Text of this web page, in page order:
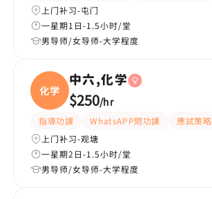
上门补习-屯门
一星期1日-1.5小时/堂
男导师/女导师-大学程度
化学
中六,化学
$250/hr
指導功課 WhatsAPP問功課 應試策略
上门补习-观塘
一星期2日-1.5小时/堂
男导师/女导师-大学程度